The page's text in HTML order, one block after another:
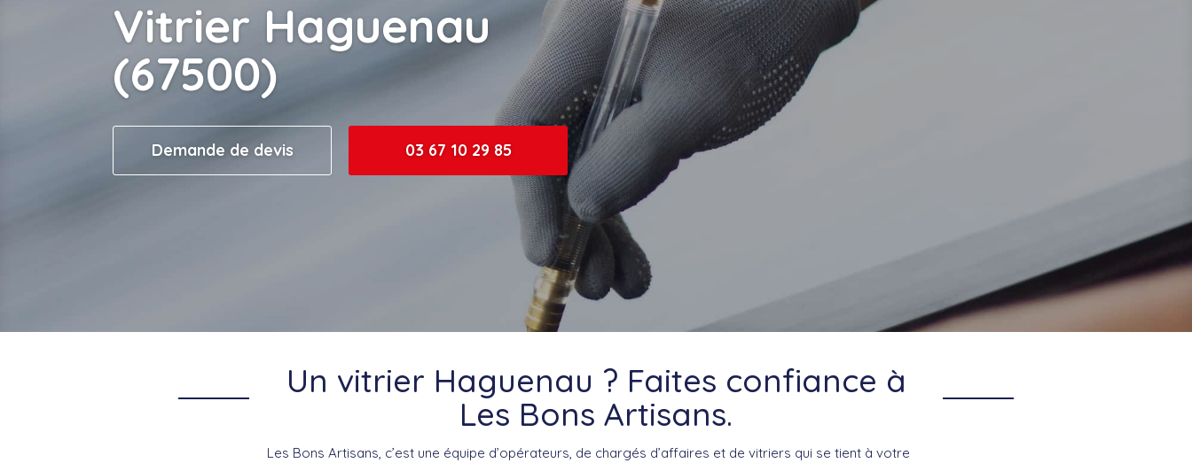
Vitrier Haguenau
(67500)
Demande de devis 03 67 10 29 85
Un vitrier Haguenau ? Faites confiance à
Les Bons Artisans.
Les Bons Artisans, c’est une équipe d’opérateurs, de chargés d’affaires et de vitriers qui se tient à votre